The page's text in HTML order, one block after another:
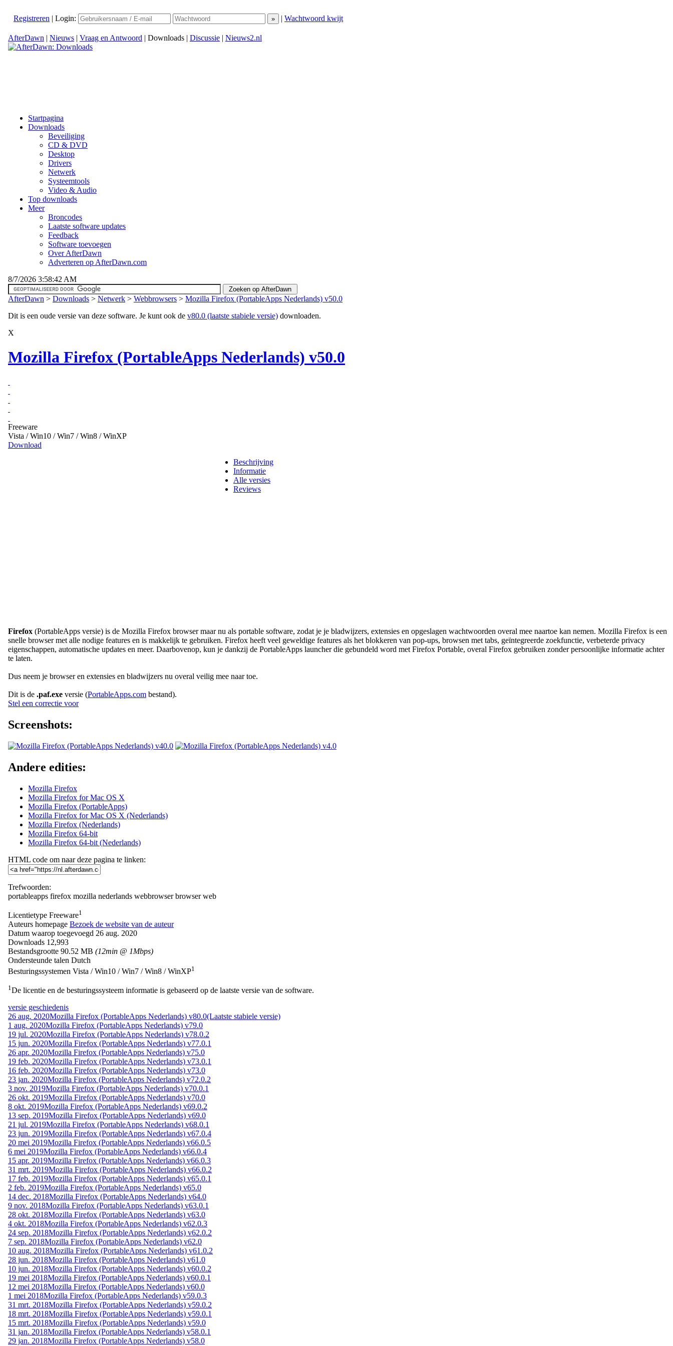
Registreren | Login: | Wachtwoord kwijt
AfterDawn | Nieuws | Vraag en Antwoord | Downloads | Discussie | Nieuws2.nl
Startpagina
Downloads
Beveiliging
CD & DVD
Desktop
Drivers
Netwerk
Systeemtools
Video & Audio
Top downloads
Meer
Broncodes
Laatste software updates
Feedback
Software toevoegen
Over AfterDawn
Adverteren op AfterDawn.com
8/7/2026 3:58:42 AM
AfterDawn > Downloads > Netwerk > Webbrowsers > Mozilla Firefox (PortableApps Nederlands) v50.0
Dit is een oude versie van deze software. Je kunt ook de v80.0 (laatste stabiele versie) downloaden.
X
Mozilla Firefox (PortableApps Nederlands) v50.0
Freeware
Vista / Win10 / Win7 / Win8 / WinXP
Download
Beschrijving
Informatie
Alle versies
Reviews
Firefox (PortableApps versie) is de Mozilla Firefox browser maar nu als portable software, zodat je je bladwijzers, extensies en opgeslagen wachtwoorden overal mee naartoe kan nemen. Mozilla Firefox is een
snelle browser met alle nodige features en is makkelijk te gebruiken. Firefox heeft veel geweldige features als het blokkeren van pop-ups, browsen met tabs, geïntegreerde zoekfunctie, verbeterde privacy
eigenschappen, automatische updates en meer. Daarbovenop, kun je dankzij de PortableApps launcher die gebundeld word met Firefox Portable, overal Firefox gebruiken zonder persoonlijke informatie achter
te laten.
Dus neem je browser en extensies en bladwijzers nu overal veilig mee naar toe.
Dit is de .paf.exe versie (PortableApps.com bestand).
Stel een correctie voor
Screenshots:
Andere edities:
Mozilla Firefox
Mozilla Firefox for Mac OS X
Mozilla Firefox (PortableApps)
Mozilla Firefox for Mac OS X (Nederlands)
Mozilla Firefox (Nederlands)
Mozilla Firefox 64-bit
Mozilla Firefox 64-bit (Nederlands)
HTML code om naar deze pagina te linken:
Trefwoorden:
portableapps firefox mozilla nederlands webbrowser browser web
Licentietype Freeware1
Auteurs homepage Bezoek de website van de auteur
Datum waarop toegevoegd 26 aug. 2020
Downloads 12,993
Bestandsgrootte 90.52 MB (12min @ 1Mbps)
Ondersteunde talen Dutch
Besturingssystemen Vista / Win10 / Win7 / Win8 / WinXP1
1De licentie en de besturingssysteem informatie is gebaseerd op de laatste versie van de software.
versie geschiedenis
26 aug. 2020Mozilla Firefox (PortableApps Nederlands) v80.0(Laatste stabiele versie)
1 aug. 2020Mozilla Firefox (PortableApps Nederlands) v79.0
19 jul. 2020Mozilla Firefox (PortableApps Nederlands) v78.0.2
15 jun. 2020Mozilla Firefox (PortableApps Nederlands) v77.0.1
26 apr. 2020Mozilla Firefox (PortableApps Nederlands) v75.0
19 feb. 2020Mozilla Firefox (PortableApps Nederlands) v73.0.1
16 feb. 2020Mozilla Firefox (PortableApps Nederlands) v73.0
23 jan. 2020Mozilla Firefox (PortableApps Nederlands) v72.0.2
3 nov. 2019Mozilla Firefox (PortableApps Nederlands) v70.0.1
26 okt. 2019Mozilla Firefox (PortableApps Nederlands) v70.0
8 okt. 2019Mozilla Firefox (PortableApps Nederlands) v69.0.2
13 sep. 2019Mozilla Firefox (PortableApps Nederlands) v69.0
21 jul. 2019Mozilla Firefox (PortableApps Nederlands) v68.0.1
23 jun. 2019Mozilla Firefox (PortableApps Nederlands) v67.0.4
20 mei 2019Mozilla Firefox (PortableApps Nederlands) v66.0.5
6 mei 2019Mozilla Firefox (PortableApps Nederlands) v66.0.4
15 apr. 2019Mozilla Firefox (PortableApps Nederlands) v66.0.3
31 mrt. 2019Mozilla Firefox (PortableApps Nederlands) v66.0.2
17 feb. 2019Mozilla Firefox (PortableApps Nederlands) v65.0.1
2 feb. 2019Mozilla Firefox (PortableApps Nederlands) v65.0
14 dec. 2018Mozilla Firefox (PortableApps Nederlands) v64.0
9 nov. 2018Mozilla Firefox (PortableApps Nederlands) v63.0.1
28 okt. 2018Mozilla Firefox (PortableApps Nederlands) v63.0
4 okt. 2018Mozilla Firefox (PortableApps Nederlands) v62.0.3
24 sep. 2018Mozilla Firefox (PortableApps Nederlands) v62.0.2
7 sep. 2018Mozilla Firefox (PortableApps Nederlands) v62.0
10 aug. 2018Mozilla Firefox (PortableApps Nederlands) v61.0.2
28 jun. 2018Mozilla Firefox (PortableApps Nederlands) v61.0
10 jun. 2018Mozilla Firefox (PortableApps Nederlands) v60.0.2
19 mei 2018Mozilla Firefox (PortableApps Nederlands) v60.0.1
12 mei 2018Mozilla Firefox (PortableApps Nederlands) v60.0
1 mei 2018Mozilla Firefox (PortableApps Nederlands) v59.0.3
31 mrt. 2018Mozilla Firefox (PortableApps Nederlands) v59.0.2
18 mrt. 2018Mozilla Firefox (PortableApps Nederlands) v59.0.1
15 mrt. 2018Mozilla Firefox (PortableApps Nederlands) v59.0
31 jan. 2018Mozilla Firefox (PortableApps Nederlands) v58.0.1
29 jan. 2018Mozilla Firefox (PortableApps Nederlands) v58.0